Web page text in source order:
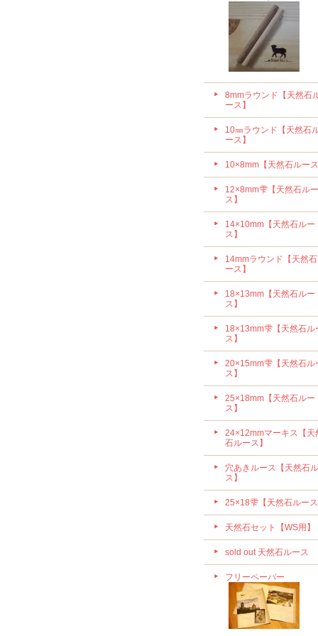
8mmラウンド【天然石
ース】
10㎜ラウンド【天然石
ース】
10×8mm【天然石ルース
12×8mm雫【天然石ルー
ス】
14×10mm【天然石ルー
ス】
14mmラウンド【天然
ース】
18×13mm【天然石ルー
ス】
18×13mm雫【天然石ル
ス】
20×15mm雫【天然石ル
ス】
25×18mm【天然石ルー
ス】
24×12mmマーキス【天
石ルース】
穴あきルース【天然石
ス】
25×18雫【天然石ルース
天然石セット【WS用】
sold out 天然石ルース
フリーペーパー